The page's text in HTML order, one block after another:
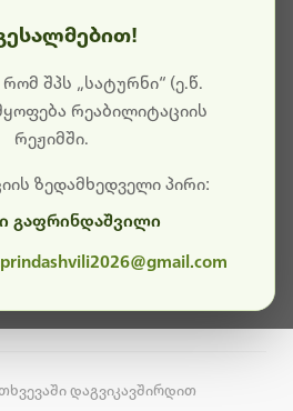
ამჟამად
განახლება და ტექნიკური
იქნება. გმადლობთ
დაგვიკავშირდით
შპს „სატურნი“ (ე.წ.
რეაბილიტაციის
რეჟიმში.
ზედამხედველი პირი:
გაფრინდაშვილი